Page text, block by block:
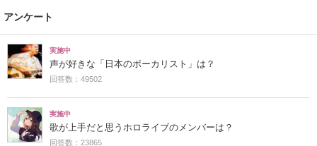
アンケート
実施中
声が好きな「日本のボーカリスト」は？
回答数：49502
実施中
歌が上手だと思うホロライブのメンバーは？
回答数：23865